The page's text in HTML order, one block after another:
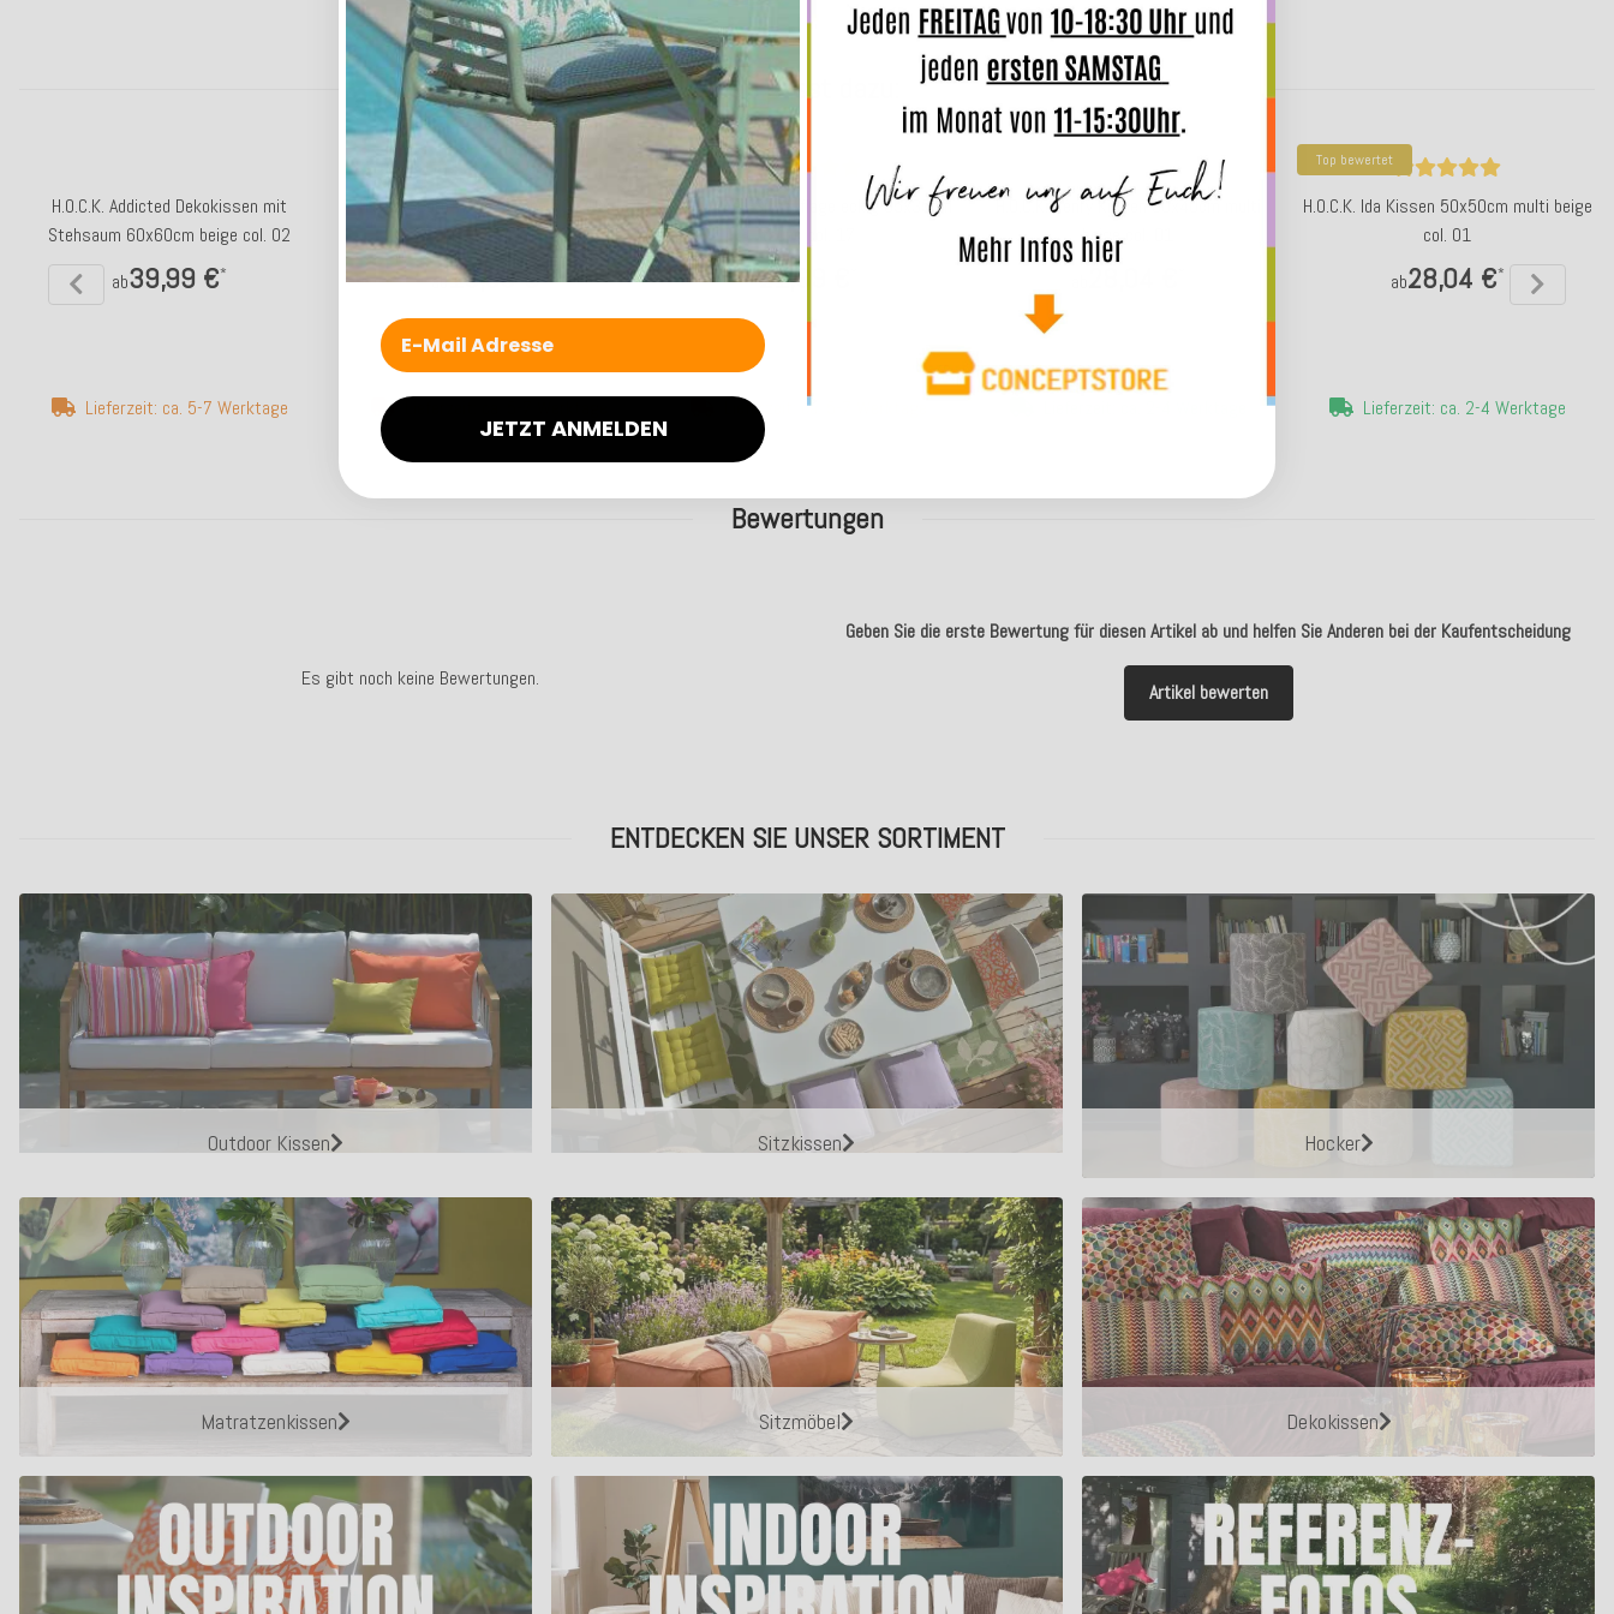
Bewertungen
Geben Sie die erste Bewertung für diesen Artikel ab und helfen Sie Anderen bei der Kaufentscheidung
Artikel bewerten
Es gibt noch keine Bewertungen.
Das passt dazu:
H.O.C.K. Addicted Dekokissen mit
Stehsaum 60x60cm beige col. 02
ab39,99 €*
Lieferzeit: ca. 5-7 Werktage
Top bewertet
H.O.C.K. Cord Wave Kissen 50x30cm
braun col. 64
ab18,99 €
Top bewertet
H.O.C.K. Fell-Sitzauflage eckig 35x35cm
21,99 €
Lieferzeit: ca. 5-7 Werktage
H.O.C.K. Henry Kissen 60x40cm multi
beige col. 01
Top bewertet
H.O.C.K. Ida Kissen 50x50cm multi beige
col. 01
ab28,04 €*
Lieferzeit: ca. 2-4 Werktage
ENTDECKEN SIE UNSER SORTIMENT
Outdoor Kissen Sitzkissen Hocker
Matratzenkissen Sitzmöbel Dekokissen
JETZT ANMELDEN